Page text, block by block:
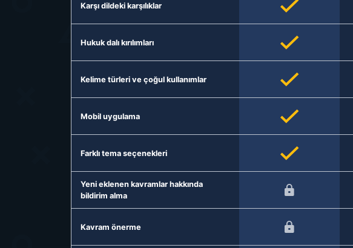
Karşı dildeki karşılıklar
Hukuk dalı kırılımları
Kelime türleri ve çoğul kullanımlar
Mobil uygulama
Farklı tema seçenekleri
Yeni eklenen kavramlar hakkında
bildirim alma
Kavram önerme